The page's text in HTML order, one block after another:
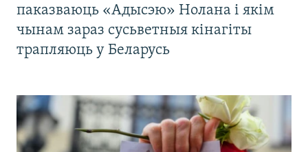
паказваюць «Адысэю» Нолана і якім
чынам зараз сусьветныя кінагіты
трапляюць у Беларусь